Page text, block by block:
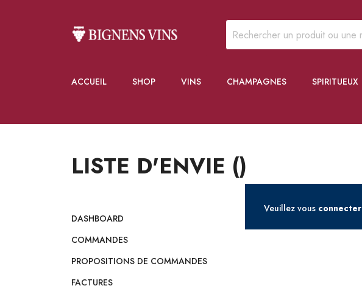
ACCUEIL SHOP VINS CHAMPAGNES SPIRITUEUX
LISTE D'ENVIE ()
DASHBOARD
COMMANDES
PROPOSITIONS DE COMMANDES
FACTURES
Veuillez vous connecter